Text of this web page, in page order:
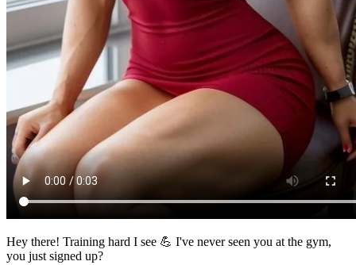
Hey there! Training hard I see 💪 I've never seen you at the gym,
you just signed up?